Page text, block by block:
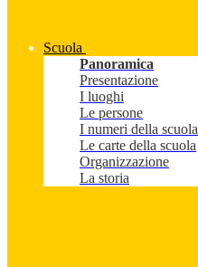
Scuola
Panoramica
Presentazione
I luoghi
Le persone
I numeri della scuola
Le carte della scuola
Organizzazione
La storia